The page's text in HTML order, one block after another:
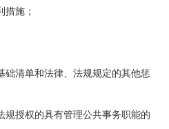
措施；
础清单和法律、法规规定的其他惩
授权的具有管理公共事务职能的